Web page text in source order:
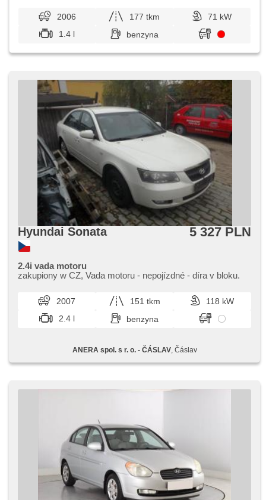
2006 177 tkm
71 kW
1.4 l
benzyna
Hyundai Sonata 5 327 PLN
2.4i vada motoru
zakupiony w CZ,​ Vada motoru ​- nepojízdné ​- díra v bloku.
2007 151 tkm
118 kW
2.4 l
benzyna
ANERA spol. s r. o. - ČÁSLAV, Čáslav